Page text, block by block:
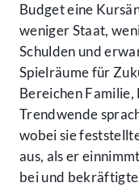
Budget eine
weniger Staat,
Schulden und
Spielräume für
Bereichen Familie,
Trendwende
wobei sie
aus, als er
bei und